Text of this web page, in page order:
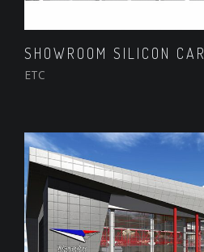
SHOWROOM SILICON CAR
ETC